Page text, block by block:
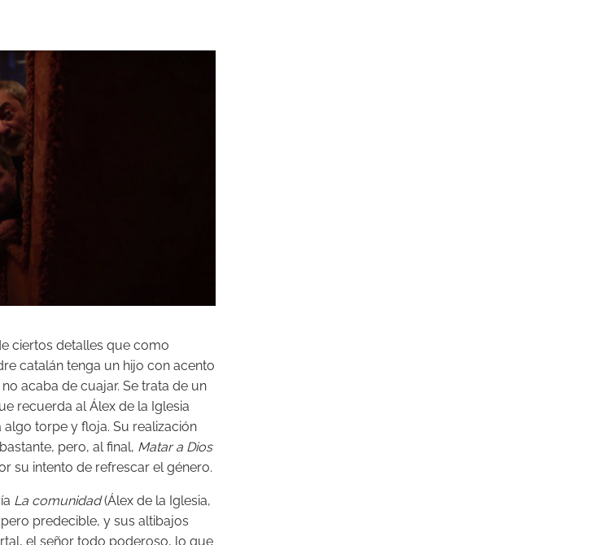
ciertos detalles que como
catalán tenga un hijo con acento
acaba de cuajar. Se trata de un
recuerda al Álex de la Iglesia
torpe y floja. Su realización
pero, al final, Matar a Dios
su intento de refrescar el género.
La comunidad(Álex de la Iglesia,
predecible, y sus altibajos
el señor todo poderoso, lo que